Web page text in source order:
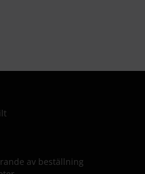
av beställning